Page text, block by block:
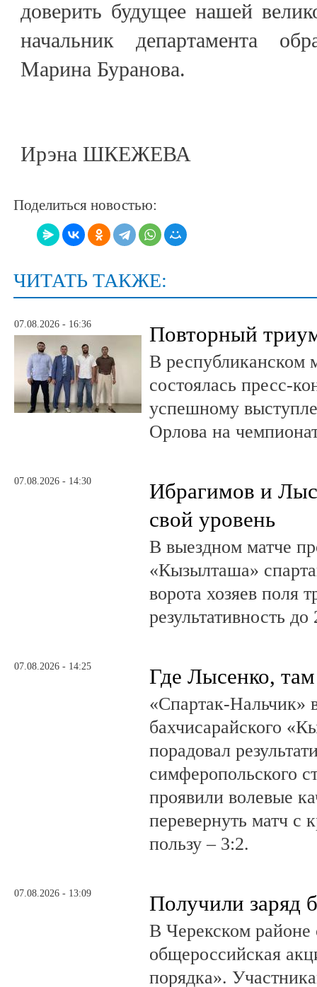
доверить будущее нашей
начальник департамента
Марина Буранова.
Ирэна ШКЕЖЕВА
Поделиться новостью:
ЧИТАТЬ ТАКЖЕ:
07.08.2026 - 16:36 Повторный
В республиканском
состоялась пресс-
успешному
Орлова на
07.08.2026 - 14:30
Ибрагимов и
свой уровень
В выездном матче
«Кызылташа»
ворота хозяев поля
результативность
07.08.2026 - 14:25 Где Лысенко,
«Спартак-Нальчик»
бахчисарайского
порадовал
симферопольского
проявили волевые
перевернуть матч с
пользу – 3:2.
07.08.2026 - 13:09 Получили заряд
В Черекском районе
общероссийская
порядка».